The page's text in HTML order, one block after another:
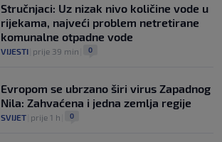
Stručnjaci: Uz nizak nivo količine vode u
rijekama, najveći problem netretirane
komunalne otpadne vode
VIJESTI prije 39 min 0
Evropom se ubrzano širi virus Zapadnog
Nila: Zahvaćena i jedna zemlja regije
SVIJET prije 1 h 0